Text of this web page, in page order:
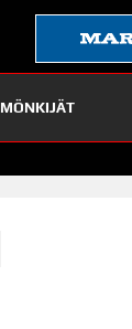
MÖNKIJÄT